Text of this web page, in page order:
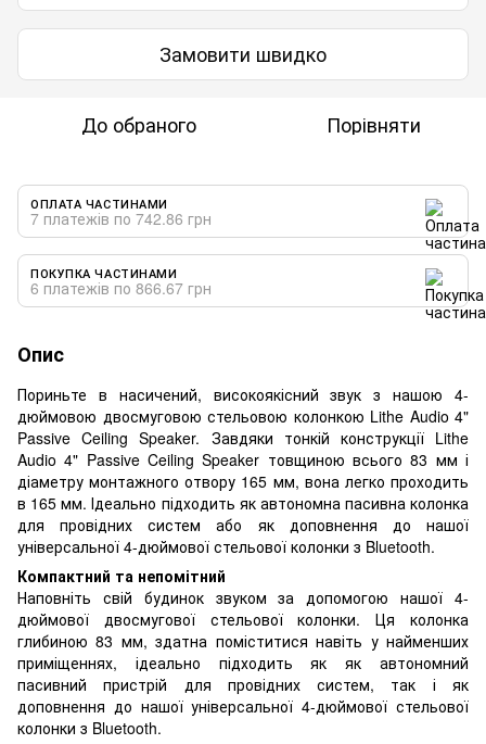
Замовити швидко
До обраного Порівняти
ОПЛАТА ЧАСТИНАМИ
7 платежів по 742.86 грн
ПОКУПКА ЧАСТИНАМИ
6 платежів по 866.67 грн
Опис
Пориньте в насичений, високоякісний звук з нашою 4-
дюймовою двосмуговою стельовою колонкою Lithe Audio 4"
Passive Ceiling Speaker. Завдяки тонкій конструкції Lithe
Audio 4" Passive Ceiling Speaker товщиною всього 83 мм і
діаметру монтажного отвору 165 мм, вона легко проходить
в 165 мм. Ідеально підходить як автономна пасивна колонка
для провідних систем або як доповнення до нашої
універсальної 4-дюймової стельової колонки з Bluetooth.
Компактний та непомітний
Наповніть свій будинок звуком за допомогою нашої 4-
дюймової двосмугової стельової колонки. Ця колонка
глибиною 83 мм, здатна поміститися навіть у найменших
приміщеннях, ідеально підходить як як автономний
пасивний пристрій для провідних систем, так і як
доповнення до нашої універсальної 4-дюймової стельової
колонки з Bluetooth.